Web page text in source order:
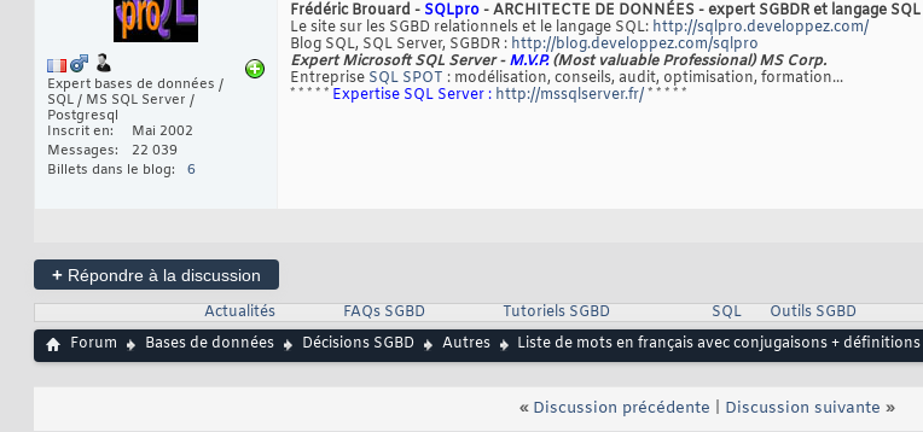
Expert bases de données /
SQL / MS SQL Server /
Postgresql
Inscrit en
Mai 2002
Messages
22 039
Billets dans le blog
6
Frédéric Brouard - SQLpro- ARCHITECTE DE DONNÉES - expert SGBDR et langage SQL
Le site sur les SGBD relationnels et le langage SQL: http://sqlpro.developpez.com/
Blog SQL, SQL Server, SGBDR : http://blog.developpez.com/sqlpro
Expert Microsoft SQL Server -M.V.P.(Most valuable Professional) MS Corp.
Entreprise SQL SPOT : modélisation, conseils, audit, optimisation, formation...
* * * * * Expertise SQL Server : http://mssqlserver.fr/* * * * *
+ Répondre à la discussion
Actualités
FAQs SGBD Tutoriels SGBD SQL Outils SGBD
Forum
Bases de données Décisions SGBD Autres Liste de mots en français avec conjugaisons + définitions
« Discussion précédente Discussion suivante »